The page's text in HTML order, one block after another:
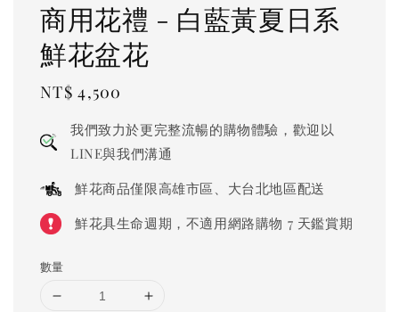
商用花禮 - 白藍黃夏日系
鮮花盆花
Regular
NT$ 4,500
我們致力於更完整流暢的購物體驗，歡迎以
LINE與我們溝通
鮮花商品僅限高雄市區、大台北地區配送
鮮花具生命週期，不適用網路購物 7 天鑑賞期
數量